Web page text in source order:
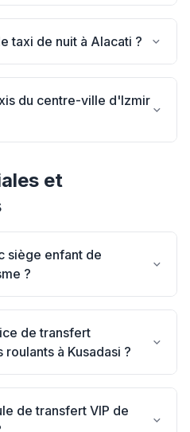
taxi de nuit à Alacati ?
du centre-ville d'Izmir
et
siège enfant de
?
de transfert
à Kusadasi ?
de transfert VIP de